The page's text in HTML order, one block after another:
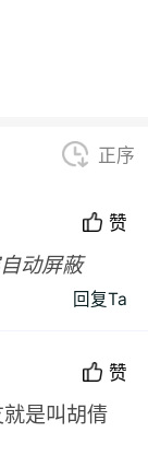
正序
赞
动屏蔽
回复Ta
赞
是叫胡倩